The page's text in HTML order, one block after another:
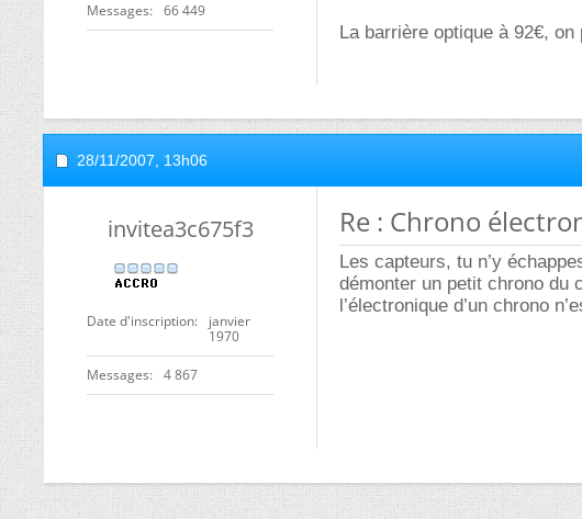
Messages 66 449
La barrière optique à 92€,
28/11/2007, 13h06
invitea3c675f3
Date d'inscription
janvier
1970
Messages 4 867
Re : Chrono
Les capteurs, tu n’y
démonter un petit chrono du
l’électronique d’un chrono